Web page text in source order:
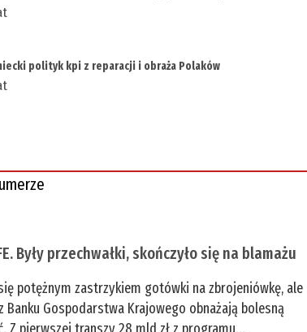
polityk kpi z reparacji i obraża Polaków
Były przechwałki, skończyło się na blamażu
potężnym zastrzykiem gotówki na zbrojeniówkę, ale
Banku Gospodarstwa Krajowego obnażają bolesną